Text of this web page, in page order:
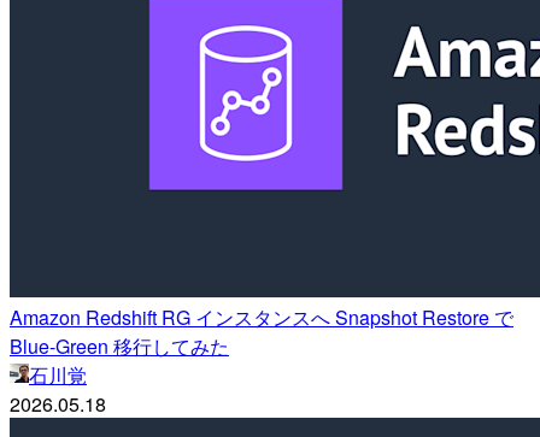
Amazon Redshift RG インスタンスへ Snapshot Restore で
Blue-Green 移行してみた
石川覚
2026.05.18